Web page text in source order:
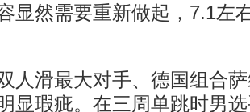
显然需要重新做起，7.1左
滑最大对手、德国组合萨
显瑕疵。在三周单跳时男